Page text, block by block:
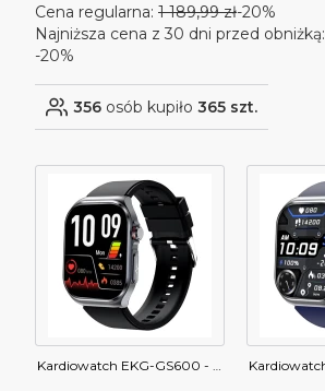
Cena regularna: 1 189,99 zł-20%
Najniższa cena z 30 dni przed obniżką:
-20%
356 osób kupiło 365 szt.